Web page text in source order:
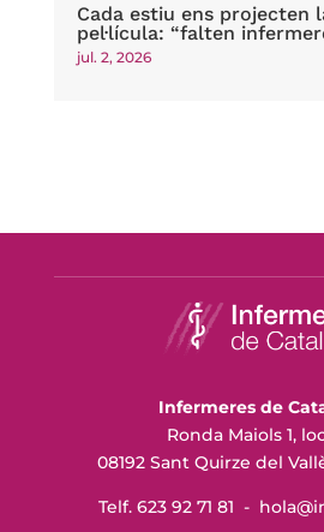
Cada estiu ens projecten
pel·lícula: “falten
jul. 2, 2026
Infermeres de
Ronda Maiols 1,
08192 Sant Quirze del
Telf. 623 92 71 81 -